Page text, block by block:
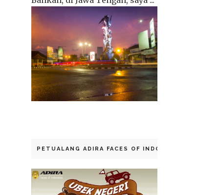
PETUALANG ADIRA FACES OF INDONESIA 2014 -